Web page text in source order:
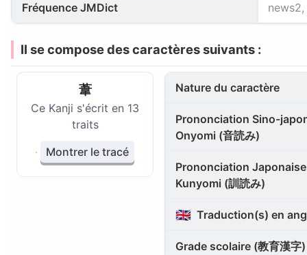
Fréquence JMDict
Il se compose des caractères suivants :
葦
Ce Kanji s'écrit en 13
traits
Montrer le tracé
Nature du caractère
Prononciation Sino-
Onyomi (音読み)
Prononciation
Kunyomi (訓読み)
🇬🇧 Traduction(s) en
Grade scolaire (教育漢字)